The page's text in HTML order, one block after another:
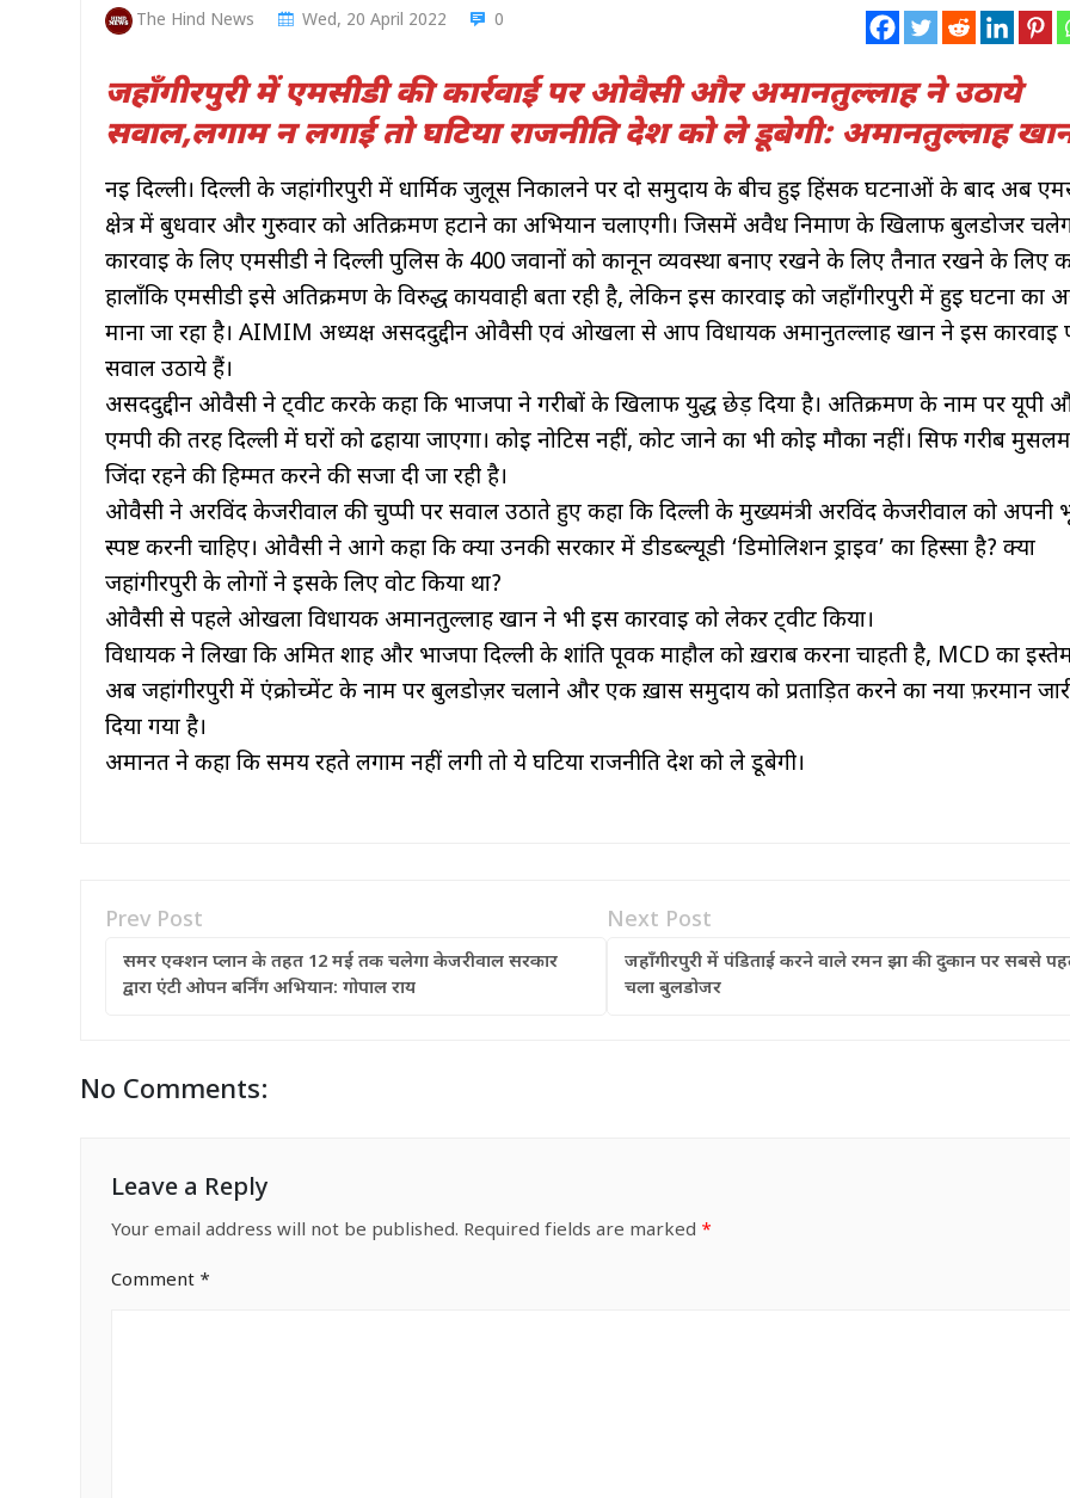
The Hind News Wed, 20 April 2022 0
जहाँगीरपुरी में एमसीडी की कार्रवाई पर ओवैसी और अमानतुल्लाह ने उठाये
सवाल,लगाम न लगाई तो घटिया राजनीति देश को ले डूबेगी: अमानतुल्लाह
नई दिल्ली। दिल्ली के जहांगीरपुरी में धार्मिक जुलूस निकालने पर दो समुदाय के बीच हुई हिंसक घटनाओं के बाद अब
क्षेत्र में बुधवार और गुरुवार को अतिक्रमण हटाने का अभियान चलाएगी। जिसमें अवैध निर्माण के खिलाफ बुलडोजर
कार्रवाई के लिए एमसीडी ने दिल्ली पुलिस के 400 जवानों को कानून व्यवस्था बनाए रखने के लिए तैनात रखने के लिए
हालाँकि एमसीडी इसे अतिक्रमण के विरुद्ध कार्यवाही बता रही है, लेकिन इस कार्रवाई को जहाँगीरपुरी में हुई घटना का
माना जा रहा है। AIMIM अध्यक्ष असददुद्दीन ओवैसी एवं ओखला से आप विधायक अमानुतल्लाह खान ने इस कार्रवाई
सवाल उठाये हैं।
असददुद्दीन ओवैसी ने ट्वीट करके कहा कि भाजपा ने गरीबों के खिलाफ युद्ध छेड़ दिया है। अतिक्रमण के नाम पर यूपी
एमपी की तरह दिल्ली में घरों को ढहाया जाएगा। कोई नोटिस नहीं, कोर्ट जाने का भी कोई मौका नहीं। सिर्फ गरीब
जिंदा रहने की हिम्मत करने की सजा दी जा रही है।
ओवैसी ने अरविंद केजरीवाल की चुप्पी पर सवाल उठाते हुए कहा कि दिल्ली के मुख्यमंत्री अरविंद केजरीवाल को अपनी
स्पष्ट करनी चाहिए। ओवैसी ने आगे कहा कि क्या उनकी सरकार में डीडब्ल्यूडी ‘डिमोलिशन ड्राइव’ का हिस्सा है? क्या
जहांगीरपुरी के लोगों ने इसके लिए वोट किया था?
ओवैसी से पहले ओखला विधायक अमानतुल्लाह खान ने भी इस कार्रवाई को लेकर ट्वीट किया।
विधायक ने लिखा कि अमित शाह और भाजपा दिल्ली के शांति पूर्वक माहौल को ख़राब करना चाहती है, MCD का
अब जहांगीरपुरी में एंक्रोच्मेंट के नाम पर बुलडोज़र चलाने और एक ख़ास समुदाय को प्रताड़ित करने का नया फ़रमान
दिया गया है।
अमानत ने कहा कि समय रहते लगाम नहीं लगी तो ये घटिया राजनीति देश को ले डूबेगी।
Prev Post
समर एक्शन प्लान के तहत 12 मई तक चलेगा केजरीवाल सरकार
द्वारा एंटी ओपन बर्निंग अभियान: गोपाल राय
Next Post
जहाँगीरपुरी में पंडिताई करने वाले रमन झा की दुकान पर सबसे
चला बुलडोजर
No Comments:
Leave a Reply
Your email address will not be published. Required fields are marked *
Comment *